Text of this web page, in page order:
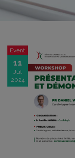
Event
11
Jul
2024